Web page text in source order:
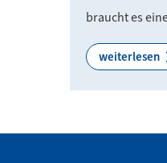
braucht es
weiterlesen